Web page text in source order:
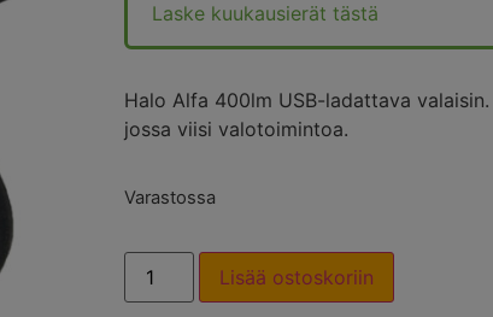
Laske kuukausierät tästä
Halo Alfa 400lm USB-ladattava
jossa viisi valotoimintoa.
Varastossa
Lisää ostoskoriin